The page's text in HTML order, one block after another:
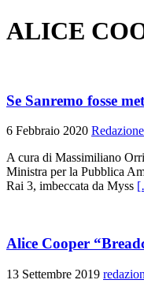
ALICE
Se Sanremo fosse
6 Febbraio 2020 Redazione
A cura di Massimiliano
Ministra per la Pubblica
Rai 3, imbeccata da Myss
Alice Cooper
13 Settembre 2019